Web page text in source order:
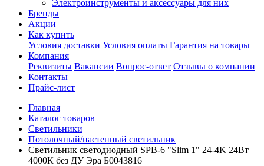
Электроинструменты и аксессуары для них
Бренды
Акции
Как купить
Условия доставки Условия оплаты Гарантия на товары
Компания
Реквизиты Вакансии Вопрос-ответ Отзывы о компании
Контакты
Прайс-лист
Главная
Каталог товаров
Светильники
Потолочный/настенный светильник
Светильник светодиодный SPB-6 "Slim 1" 24-4K 24Вт
4000К без ДУ Эра Б0043816